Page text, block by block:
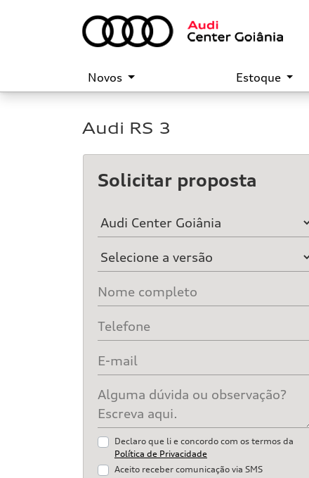
Novos Estoque
Audi RS 3
Solicitar proposta
Declaro que li e concordo com os termos da
Política de Privacidade
Aceito receber comunicação via SMS